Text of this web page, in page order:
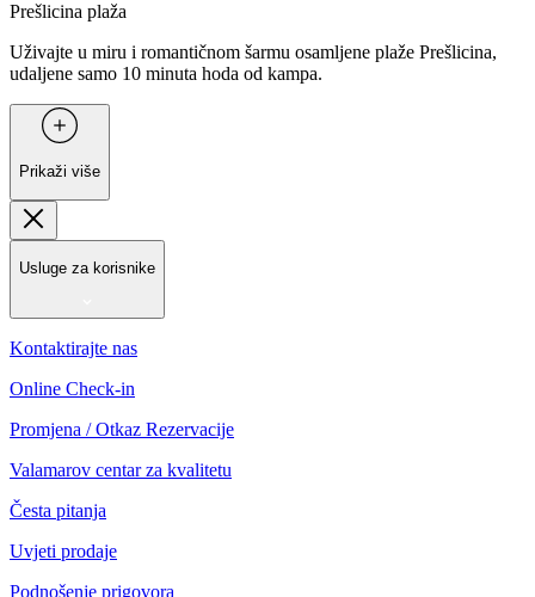
Prešlicina plaža
Uživajte u miru i romantičnom šarmu osamljene plaže Prešlicina,
udaljene samo 10 minuta hoda od kampa.
Prikaži više
Usluge za korisnike
Kontaktirajte nas
Online Check-in
Promjena / Otkaz Rezervacije
Valamarov centar za kvalitetu
Česta pitanja
Uvjeti prodaje
Podnošenje prigovora